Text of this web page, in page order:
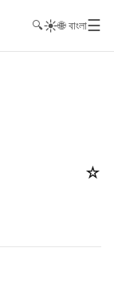
🔍☀️🌐 বাংলা☰
☆